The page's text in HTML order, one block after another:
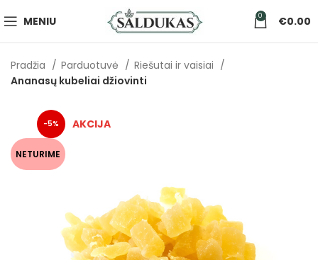
MENIU 0 €0.00
Pradžia Parduotuvė
Riešutai ir vaisiai
Ananasų kubeliai džiovinti
-5%
NETURIME